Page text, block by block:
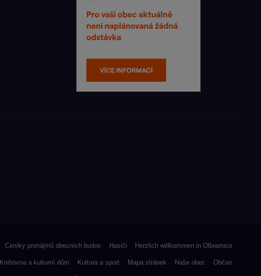
Ceníky pronájmů obecních budov Hasiči Herzlich willkommen in Olbramice
Knihovna a kulturní dům Kultura a sport Mapa stránek Naše obec Občan